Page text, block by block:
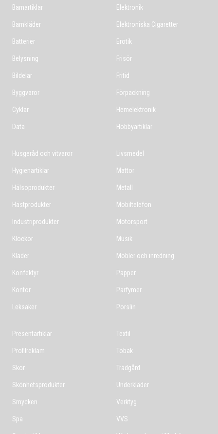
Barnartiklar
Barnkläder
Batterier
Belysning
Bildelar
Byggvaror
Cyklar
Data
Elektronik
Elektroniska Cigaretter
Erotik
Frisör
Fritid
Förpackning
Hemelektronik
Hobbyartiklar
Husgeråd och vitvaror
Hygienartiklar
Hälsoprodukter
Hästprodukter
Industriprodukter
Klockor
Kläder
Konfektyr
Kontor
Leksaker
Livsmedel
Mattor
Metall
Mobiltelefon
Motorsport
Musik
Möbler och inredning
Papper
Parfymer
Porslin
Presentartiklar
Profilreklam
Skor
Skönhetsprodukter
Smycken
Spa
Textil
Tobak
Trädgård
Underkläder
Verktyg
VVS